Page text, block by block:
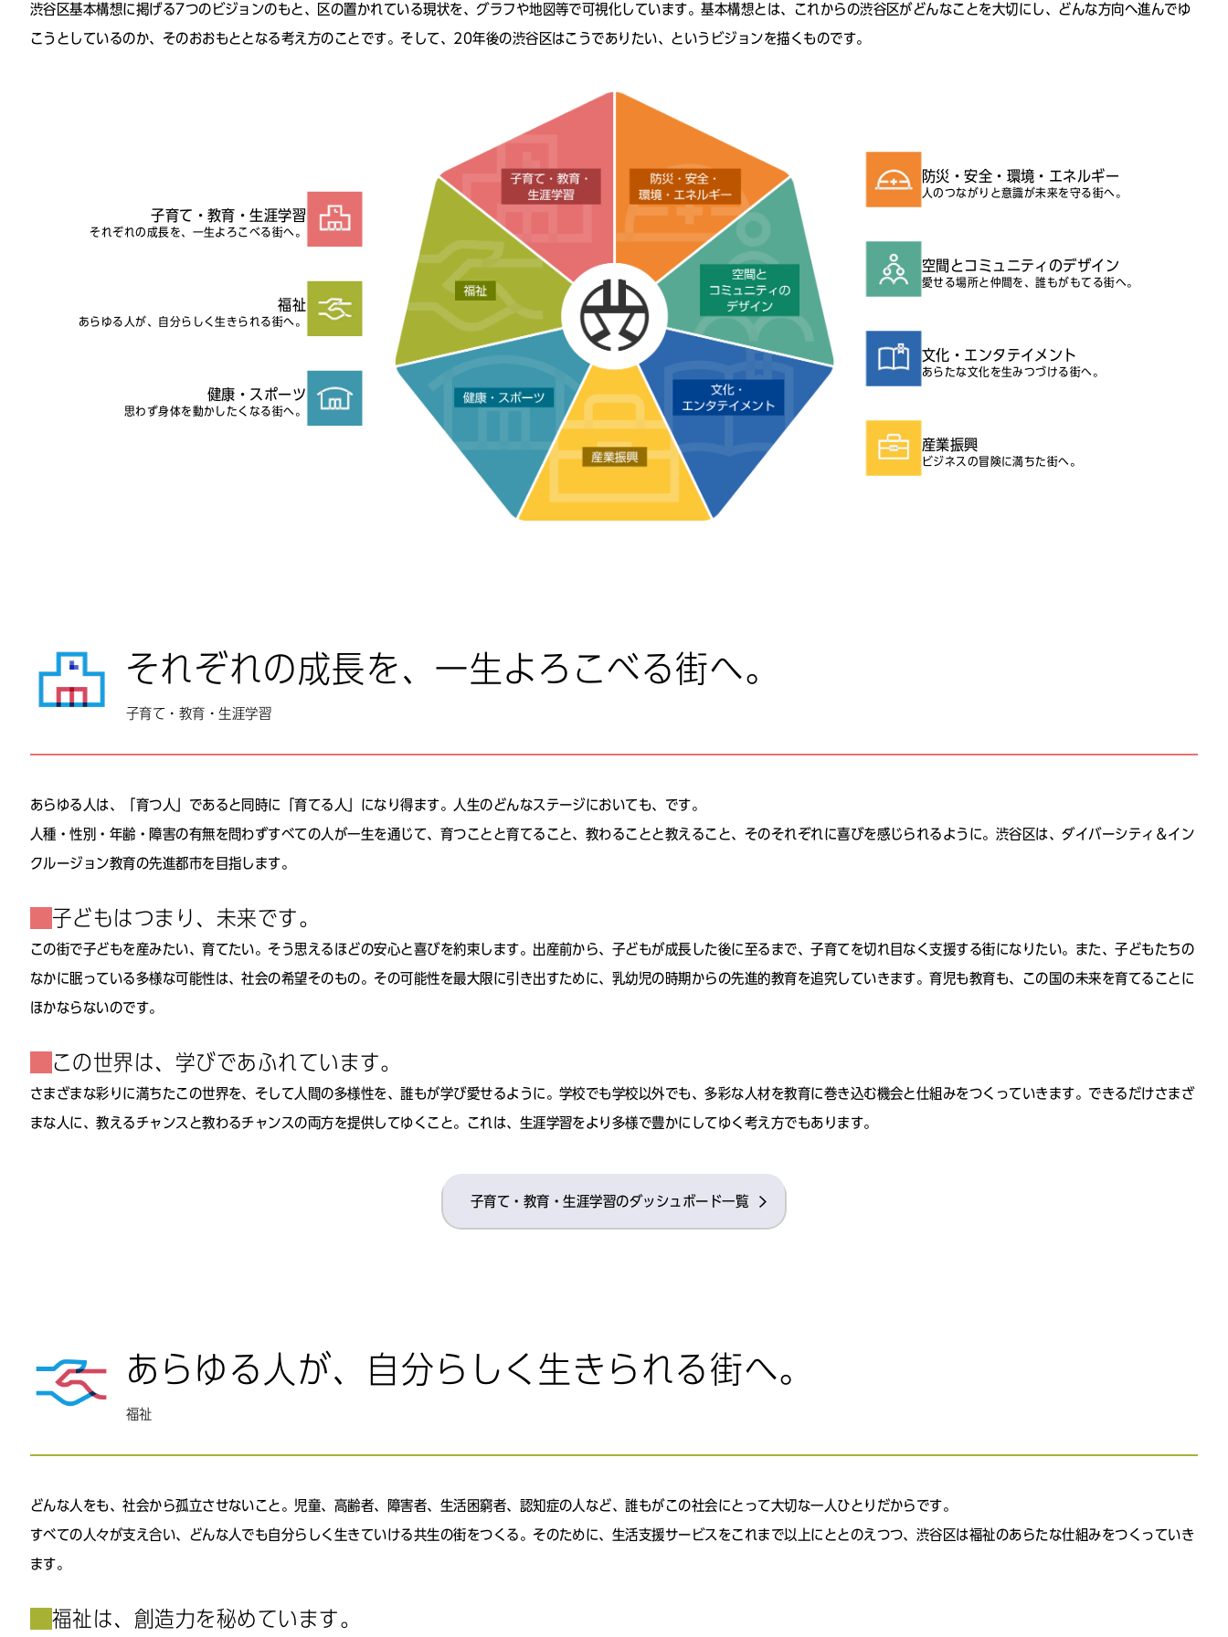
渋谷区をデータで見る 渋谷オープンデータサイト（外部サイト）
共創事例 よくあるご質問
利用上の注意事項 CONTACT（外部サイト）
渋谷区基本構想に掲げる7つのビジョンのもと、区の置かれている現状を、グラフや地図等で可視化しています。基本構想とは、これからの渋谷区がどんなことを大切にし、どんな方向へ進んでゆ
こうとしているのか、そのおおもととなる考え方のことです。そして、20年後の渋谷区はこうでありたい、というビジョンを描くものです。
子育て・教育・生涯学習
それぞれの成長を、一生よろこべる街へ。
福祉
あらゆる人が、自分らしく生きられる街へ。
健康・スポーツ
思わず身体を動かしたくなる街へ。
防災・安全・環境・エネルギー
人のつながりと意識が未来を守る街へ。
空間とコミュニティのデザイン
愛せる場所と仲間を、誰もがもてる街へ。
文化・エンタテイメント
あらたな文化を生みつづける街へ。
産業振興
ビジネスの冒険に満ちた街へ。
それぞれの成長を、一生よろこべる街へ。
子育て・教育・生涯学習
あらゆる人は、「育つ人」であると同時に「育てる人」になり得ます。人生のどんなステージにおいても、です。
人種・性別・年齢・障害の有無を問わずすべての人が一生を通じて、育つことと育てること、教わることと教えること、そのそれぞれに喜びを感じられるように。渋谷区は、ダイバーシティ＆イン
クルージョン教育の先進都市を目指します。
子どもはつまり、未来です。
この街で子どもを産みたい、育てたい。そう思えるほどの安心と喜びを約束します。出産前から、子どもが成長した後に至るまで、子育てを切れ目なく支援する街になりたい。また、子どもたちの
なかに眠っている多様な可能性は、社会の希望そのもの。その可能性を最大限に引き出すために、乳幼児の時期からの先進的教育を追究していきます。育児も教育も、この国の未来を育てることに
ほかならないのです。
この世界は、学びであふれています。
さまざまな彩りに満ちたこの世界を、そして人間の多様性を、誰もが学び愛せるように。学校でも学校以外でも、多彩な人材を教育に巻き込む機会と仕組みをつくっていきます。できるだけさまざ
まな人に、教えるチャンスと教わるチャンスの両方を提供してゆくこと。これは、生涯学習をより多様で豊かにしてゆく考え方でもあります。
子育て・教育・生涯学習のダッシュボード一覧
あらゆる人が、自分らしく生きられる街へ。
福祉
どんな人をも、社会から孤立させないこと。児童、高齢者、障害者、生活困窮者、認知症の人など、誰もがこの社会にとって大切な一人ひとりだからです。
すべての人々が支え合い、どんな人でも自分らしく生きていける共生の街をつくる。そのために、生活支援サービスをこれまで以上にととのえつつ、渋谷区は福祉のあらたな仕組みをつくっていき
ます。
福祉は、創造力を秘めています。